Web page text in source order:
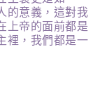
的意義，這對我
上帝的面前都是
裡，我們都是一